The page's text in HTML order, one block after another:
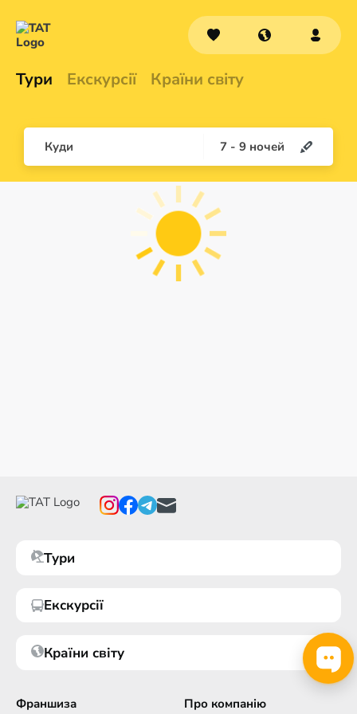
Тури Екскурсії Країни світу
Куди 7 - 9 ночей
Тури
Екскурсії
Країни світу
Франшиза
Про компанію